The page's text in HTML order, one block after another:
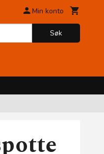
Min konto
Søk